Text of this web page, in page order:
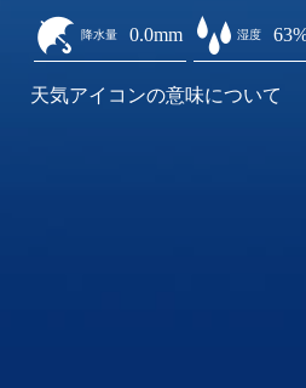
降水量 0.0mm 湿度
天気アイコンの意味について